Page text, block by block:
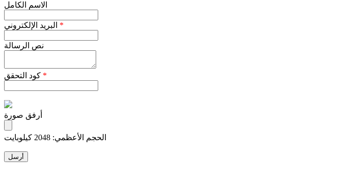
الاسم الكامل
*
نص الرسالة
*
أرفق صورة
الحجم الأعظمي: 2048 كيلوبايت